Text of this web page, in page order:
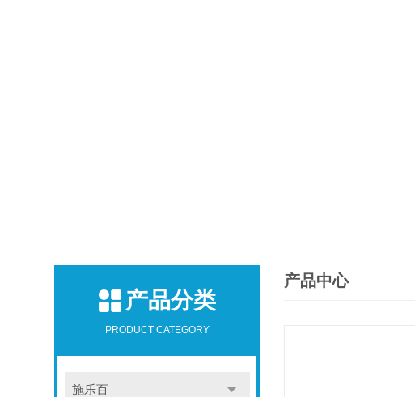
产品分类
PRODUCT CATEGORY
施乐百
产品中心